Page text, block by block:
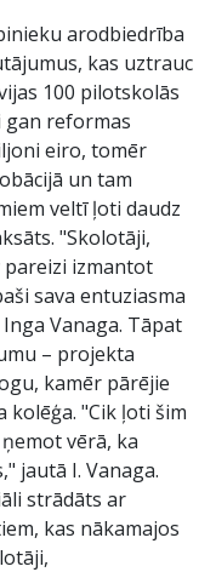
arodbiedrība
kas uztrauc
100 pilotskolās
gan reformas
eiro, tomēr
un tam
veltī ļoti daudz
"Skolotāji,
izmantot
sava entuziasma
Vanaga. Tāpat
– projekta
kamēr pārējie
kolēģa. "Cik ļoti šim
vērā, ka
jautā I. Vanaga.
strādāts ar
kas nākamajos